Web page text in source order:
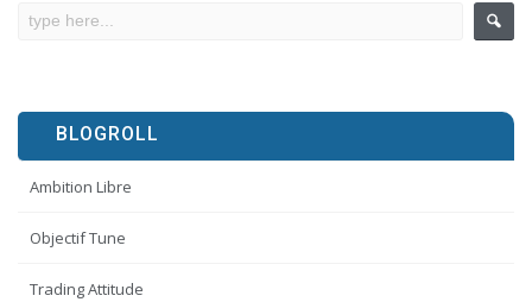
BLOGROLL
Ambition Libre
Objectif Tune
Trading Attitude